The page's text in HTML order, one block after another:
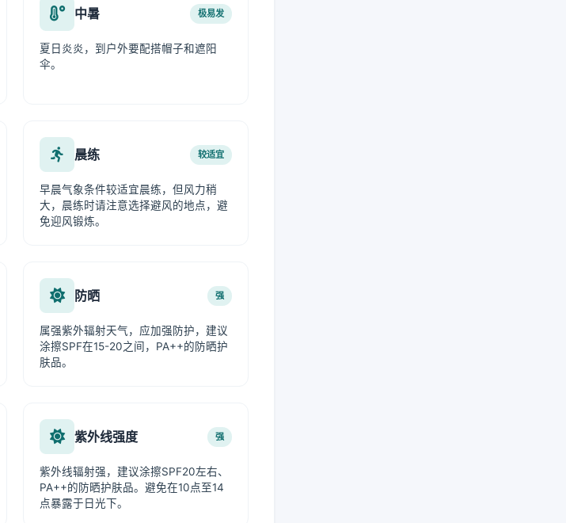
中暑 极易发
夏日炎炎，到户外要配搭帽子和遮阳
伞。
晨练 较适宜
早晨气象条件较适宜晨练，但风力稍
大，晨练时请注意选择避风的地点，避
免迎风锻炼。
防晒 强
属强紫外辐射天气，应加强防护，建议
涂擦SPF在15-20之间，PA++的防晒护
肤品。
紫外线强度 强
紫外线辐射强，建议涂擦SPF20左右、
PA++的防晒护肤品。避免在10点至14
点暴露于日光下。